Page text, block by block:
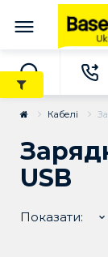
Кабелі
USB
Показати: